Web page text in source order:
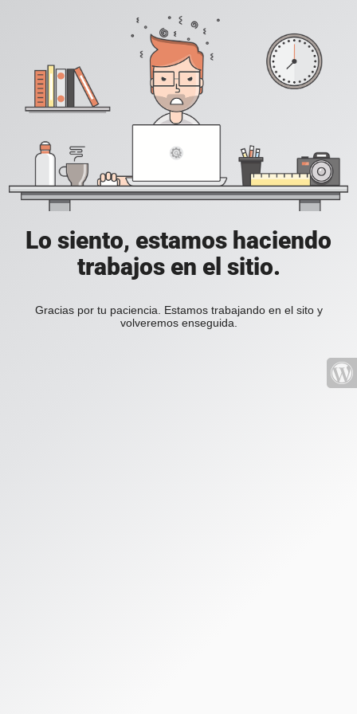
Lo siento, estamos haciendo
trabajos en el sitio.
Gracias por tu paciencia. Estamos trabajando en el sito y
volveremos enseguida.